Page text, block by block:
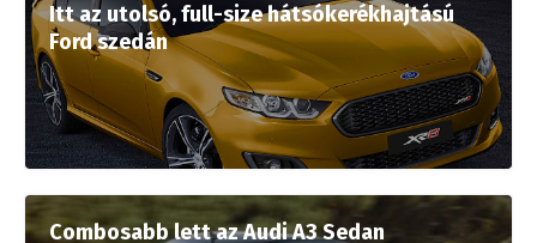
Itt az utolsó, full-size hátsókerékhajtású
Ford szedán
Combosabb lett az Audi A3 Sedan